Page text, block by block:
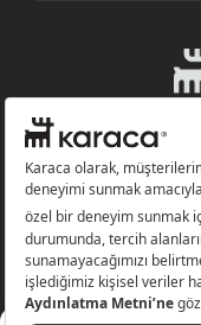
Karaca.com © 2026 -